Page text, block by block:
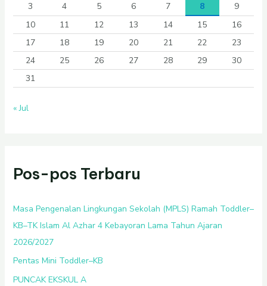
3
4 5 6 7 8
9
10
11 12 13 14 15
16
17
18 19 20 21 22
23
24
25 26 27 28 29
30
31
« Jul
Pos-pos Terbaru
Masa Pengenalan Lingkungan Sekolah (MPLS) Ramah Toddler–
KB–TK Islam Al Azhar 4 Kebayoran Lama Tahun Ajaran
2026/2027
Pentas Mini Toddler–KB
PUNCAK EKSKUL A